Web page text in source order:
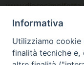
Ufficio
Informativa
Utilizziamo
finalità tecniche e,